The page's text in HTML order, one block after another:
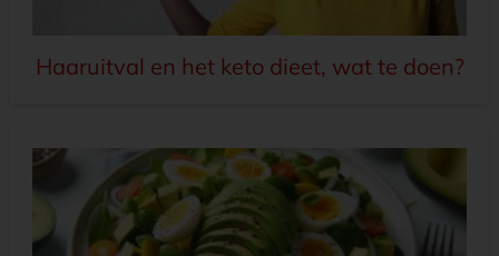
Haaruitval en het keto dieet, wat te doen?